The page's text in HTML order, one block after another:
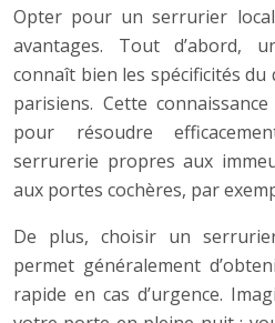
Opter pour un serrurier
avantages. Tout d’abord,
connaît bien les spécificités
parisiens. Cette
pour résoudre
serrurerie propres aux
aux portes cochères, par
De plus, choisir un
permet généralement
rapide en cas d’urgence.